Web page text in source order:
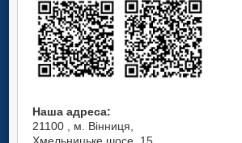
Наша адреса:
21100 , м. Вінниця,